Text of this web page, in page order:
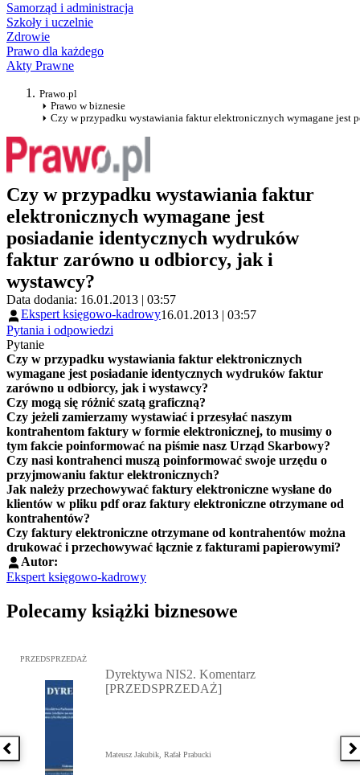
Samorząd i administracja
Szkoły i uczelnie
Zdrowie
Prawo dla każdego
Akty Prawne
Prawo.pl
Prawo w biznesie
Czy w przypadku wystawiania faktur elektronicznych wymagane
Czy w przypadku wystawiania faktur
elektronicznych wymagane jest
posiadanie identycznych wydruków
faktur zarówno u odbiorcy, jak i
wystawcy?
Data dodania: 16.01.2013 | 03:57
Ekspert księgowo-kadrowy16.01.2013 | 03:57
Pytania i odpowiedzi
Pytanie
Czy w przypadku wystawiania faktur elektronicznych
wymagane jest posiadanie identycznych wydruków faktur
zarówno u odbiorcy, jak i wystawcy?
Czy mogą się różnić szatą graficzną?
Czy jeżeli zamierzamy wystawiać i przesyłać naszym
kontrahentom faktury w formie elektronicznej, to musimy o
tym fakcie poinformować na piśmie nasz Urząd Skarbowy?
Czy nasi kontrahenci muszą poinformować swoje urzędu o
przyjmowaniu faktur elektronicznych?
Jak należy przechowywać faktury elektroniczne wysłane do
klientów w pliku pdf oraz faktury elektroniczne otrzymane od
kontrahentów?
Czy faktury elektroniczne otrzymane od kontrahentów można
drukować i przechowywać łącznie z fakturami papierowymi?
Autor:
Ekspert księgowo-kadrowy
Polecamy książki biznesowe
Poprzednia książka
Przejdź do: Dyrektywa NIS2. Komentarz [PRZEDSPRZEDAŻ],
PRZEDSPRZEDAŻ
Dyrektywa NIS2. Komentarz
[PRZEDSPRZEDAŻ]
Mateusz Jakubik, Rafał Prabucki